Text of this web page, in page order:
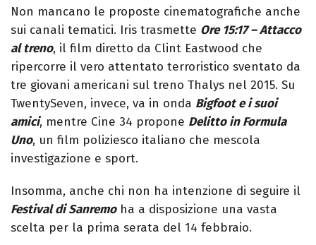
Non mancano le proposte cinematografiche anche
sui canali tematici. Iris trasmette Ore 15:17 – Attacco
al treno, il film diretto da Clint Eastwood che
ripercorre il vero attentato terroristico sventato da
tre giovani americani sul treno Thalys nel 2015. Su
TwentySeven, invece, va in onda Bigfoot e i suoi
amici, mentre Cine 34 propone Delitto in Formula
Uno, un film poliziesco italiano che mescola
investigazione e sport.
Insomma, anche chi non ha intenzione di seguire il
Festival di Sanremoha a disposizione una vasta
scelta per la prima serata del 14 febbraio.